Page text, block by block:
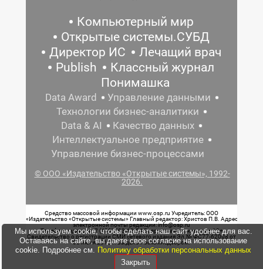
Компьютерный мир
Открытые системы.СУБД
Директор ИС
Лечащий врач
Publish
Классный журнал
Понимашка
Data Award
Управление данными
Технологии бизнес-аналитики
Data & AI
Качество данных
Интеллектуальное предприятие
Управление бизнес-процессами
© ООО «Издательство «Открытые системы», 1992-
2026.
Средство массовой информации www.osp.ru Учредитель: ООО
«Издательство «Открытые системы» Главный редактор: Христов П.В. Адрес
электронной почты редакции: info@osp.ru
Телефон редакции: 7 (499) 703-18-54 Возрастная маркировка: 12+
Свидетельство о регистрации СМИ сетевого издания Эл.№ ФС77-62008 от
05 июня 2015 г. выдано Роскомнадзором.
Мы используем cookie, чтобы сделать наш сайт удобнее для вас.
Оставаясь на сайте, вы даете свое согласие на использование
cookie. Подробнее см. Политику обработки персональных данных
Закрыть